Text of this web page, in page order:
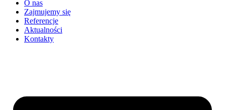
O nas
Zajmujemy się
Referencje
Aktualności
Kontakty